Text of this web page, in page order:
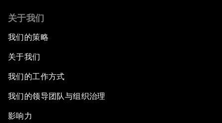
关于我们
我们的策略
关于我们
我们的工作方式
我们的领导团队与组织治理
影响力